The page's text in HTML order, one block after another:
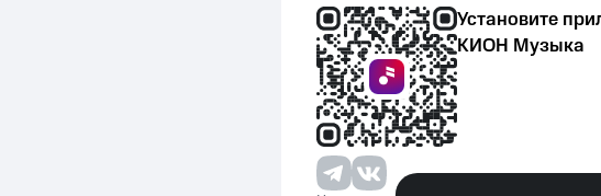
Установите
КИОН Музыка